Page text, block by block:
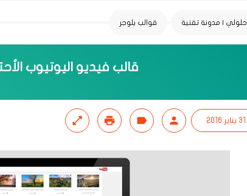
حلولي | مدونة تقنية قوالب بلوجر
قالب فيديو اليوتيوب
31 يناير 2016